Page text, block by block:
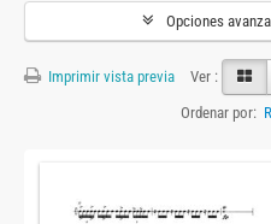
Opciones
Imprimir vista previa
Ver :
Ordenar por: